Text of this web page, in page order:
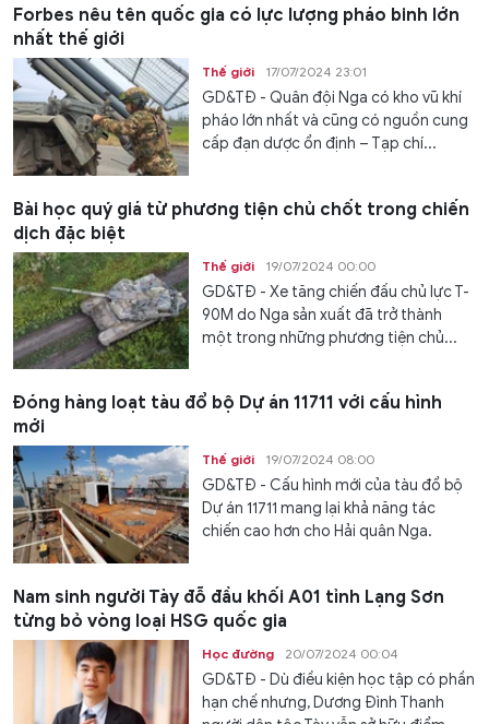
Forbes nêu tên quốc gia có lực lượng pháo binh lớn
nhất thế giới
Thế giới 17/07/2024 23:01
GD&TĐ - Quân đội Nga có kho vũ khí
pháo lớn nhất và cũng có nguồn cung
cấp đạn dược ổn định – Tạp chí...
Bài học quý giá từ phương tiện chủ chốt trong chiến
dịch đặc biệt
Thế giới 19/07/2024 00:00
GD&TĐ - Xe tăng chiến đấu chủ lực T-
90M do Nga sản xuất đã trở thành
một trong những phương tiện chủ...
Đóng hàng loạt tàu đổ bộ Dự án 11711 với cấu hình
mới
Thế giới 19/07/2024 08:00
GD&TĐ - Cấu hình mới của tàu đổ bộ
Dự án 11711 mang lại khả năng tác
chiến cao hơn cho Hải quân Nga.
Nam sinh người Tày đỗ đầu khối A01 tỉnh Lạng Sơn
từng bỏ vòng loại HSG quốc gia
Học đường 20/07/2024 00:04
GD&TĐ - Dù điều kiện học tập có phần
hạn chế nhưng, Dương Đình Thanh